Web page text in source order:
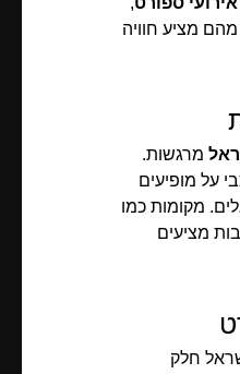
מציע חוויה
מרגשות.
על מופיעים
מקומות כמו
מציעים
חלק